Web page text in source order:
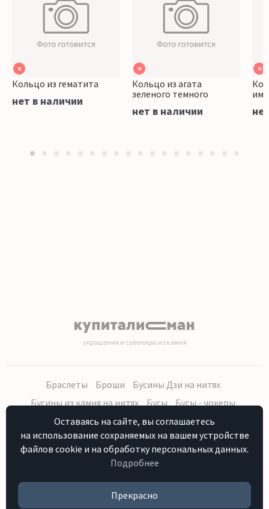
×
Кольцо из гематита
нет в наличии
×
Кольцо из агата
зеленого темного
нет в наличии
×
украшения и сувениры из камня
Браслеты Броши
Бусины Дзи на нитях
Бусины из камня на нитях
Бусы
Бусы - чокеры
Кольца, серьги
Кулоны
Наборы (бусы, браслет, серьги)
Распродажа
Сувениры из камня Фурнитура Четки
Контакты Как купить
Оставаясь на сайте, вы соглашаетесь
на использование сохраняемых на вашем устройстве
файлов cookie и на обработку персональных данных.
Подробнее
Прекрасно